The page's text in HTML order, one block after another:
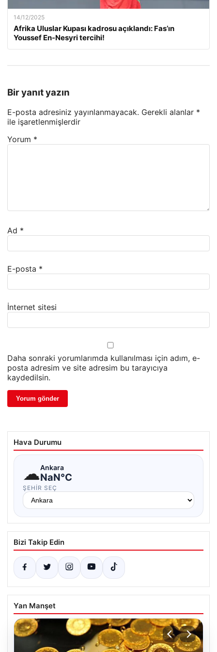
14/12/2025
Afrika Uluslar Kupası kadrosu açıklandı: Fas’ın
Youssef En-Nesyri tercihi!
Bir yanıt yazın
E-posta adresiniz yayınlanmayacak. Gerekli alanlar *
ile işaretlenmişlerdir
Yorum *
Ad *
E-posta *
İnternet sitesi
Daha sonraki yorumlarımda kullanılması için adım, e-
posta adresim ve site adresim bu tarayıcıya
kaydedilsin.
Hava Durumu
☁Ankara
NaN°C
ŞEHIR SEÇ
Bizi Takip Edin
Yan Manşet